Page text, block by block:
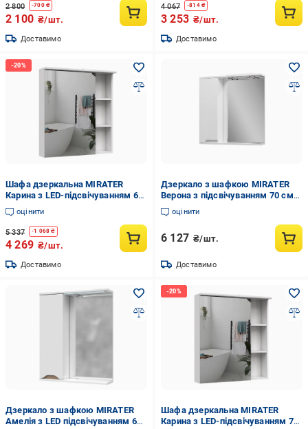
2 800 -700₴
2 100 ₴/шт.
Доставимо
4 067 -814₴
3 253 ₴/шт.
Доставимо
Шафа дзеркальна MIRATER
Карина з LED-підсвічуванням 60
см лівостороння (8166)
оцінити
5 337 -1 068 ₴
4 269 ₴/шт.
Доставимо
Дзеркало з шафкою MIRATER
Верона з підсвічуванням 70 см
лівостороннє Білий (4178)
оцінити
6 127 ₴/шт.
Доставимо
Дзеркало з шафкою MIRATER
Амелія з LED підсвічуванням 60
Шафа дзеркальна MIRATER
Карина з LED-підсвічуванням 70